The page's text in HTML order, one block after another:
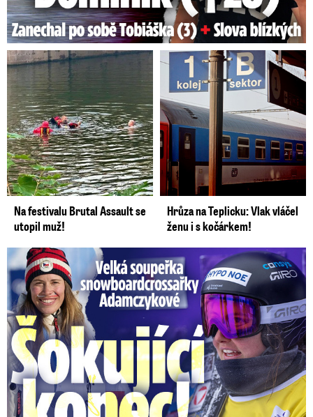
Na festivalu Brutal Assault se
utopil muž!
Hrůza na Teplicku: Vlak vláčel
ženu i s kočárkem!
Velká soupeřka Adamczykové: Šokující konec!